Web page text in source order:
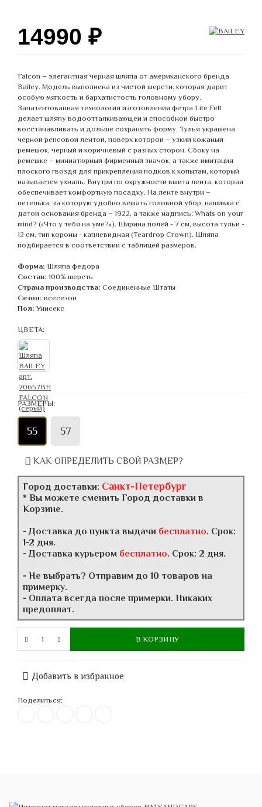
14990 ₽
Falcon – элегантная черная шляпа от американского бренда
Bailey. Модель выполнена из чистой шерсти, которая дарит
особую мягкость и бархатистость головному убору.
Запатентованная технология изготовления фетра Lite Felt
делает шляпу водоотталкивающей и способной быстро
восстанавливать и дольше сохранять форму. Тулья украшена
черной репсовой лентой, поверх которой – узкий кожаный
ремешок, черный и коричневый с разных сторон. Сбоку на
ремешке – миниатюрный фирменный значок, а также имитация
плоского гвоздя для прикрепления подков к копытам, который
называется ухналь. Внутри по окружности вшита лента, которая
обеспечивает комфортную посадку. На ленте внутри –
петелька, за которую удобно вешать головной убор, нашивка с
датой основания бренда – 1922, а также надпись: Whats on your
mind? («Что у тебя на уме?»). Ширина полей - 7 см, высота тульи -
12 см, тип короны - каплевидная (Teardrop Crown). Шляпа
подбирается в соответствии с таблицей размеров.
Форма: Шляпа федора
Состав: 100% шерсть
Страна производства: Соединенные Штаты
Сезон: всесезон
Пол: Унисекс
ЦВЕТА:
РАЗМЕРЫ:
55 57
КАК ОПРЕДЕЛИТЬ СВОЙ РАЗМЕР?
Город доставки: Санкт-Петербург
* Вы можете сменить Город доставки в
Корзине.
- Доставка до пункта выдачи бесплатно. Срок:
1-2 дня.
- Доставка курьером бесплатно. Срок: 2 дня.
- Не выбрать? Отправим до 10 товаров на
примерку.
- Оплата всегда после примерки. Никаких
предоплат.
В КОРЗИНУ
Добавить в избранное
Поделиться: